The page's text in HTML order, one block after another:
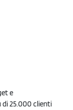
e
di 25.000 clienti